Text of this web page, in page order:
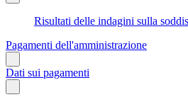
Risultati delle indagini sulla
Pagamenti dell'amministrazione
Dati sui pagamenti